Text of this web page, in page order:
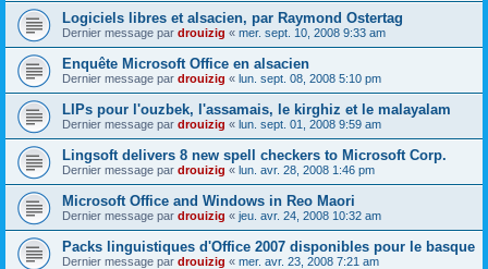
Logiciels libres et alsacien, par Raymond Ostertag
Dernier message par drouizig « mer. sept. 10, 2008 9:33 am
Enquête Microsoft Office en alsacien
Dernier message par drouizig « lun. sept. 08, 2008 5:10 pm
LIPs pour l'ouzbek, l'assamais, le kirghiz et le malayalam
Dernier message par drouizig « lun. sept. 01, 2008 9:59 am
Lingsoft delivers 8 new spell checkers to Microsoft Corp.
Dernier message par drouizig « lun. avr. 28, 2008 1:46 pm
Microsoft Office and Windows in Reo Maori
Dernier message par drouizig « jeu. avr. 24, 2008 10:32 am
Packs linguistiques d'Office 2007 disponibles pour le basque
Dernier message par drouizig « mer. avr. 23, 2008 7:21 am